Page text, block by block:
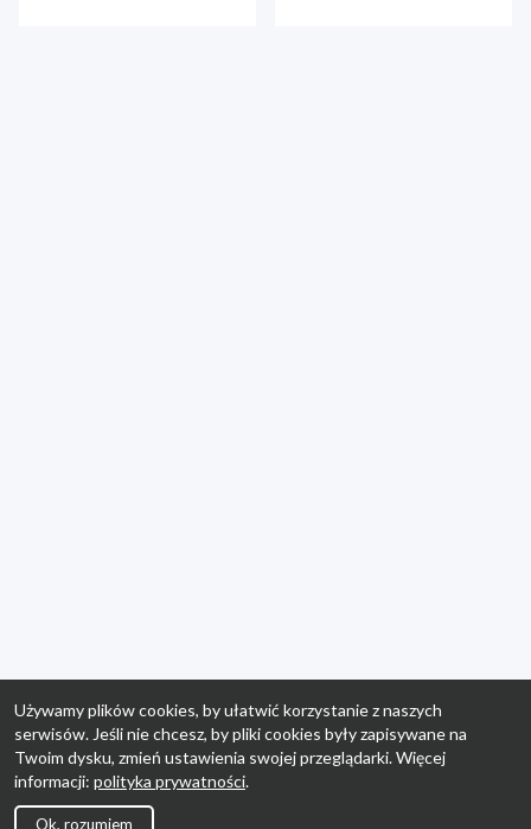
Używamy plików cookies, by ułatwić korzystanie z naszych
serwisów. Jeśli nie chcesz, by pliki cookies były zapisywane na
Twoim dysku, zmień ustawienia swojej przeglądarki. Więcej
informacji: polityka prywatności.
Ok, rozumiem